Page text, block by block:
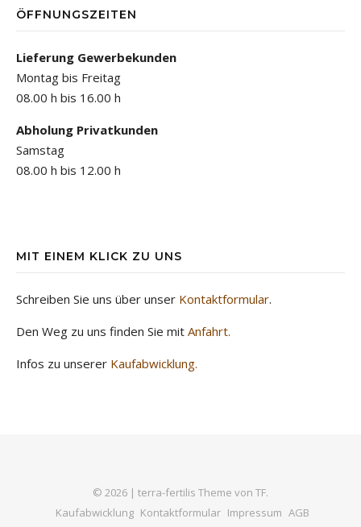
ÖFFNUNGSZEITEN
Lieferung Gewerbekunden
Montag bis Freitag
08.00 h bis 16.00 h
Abholung Privatkunden
Samstag
08.00 h bis 12.00 h
MIT EINEM KLICK ZU UNS
Schreiben Sie uns über unser Kontaktformular.
Den Weg zu uns finden Sie mit Anfahrt.
Infos zu unserer Kaufabwicklung.
© 2026 | terra-fertilis Theme von TF.
Kaufabwicklung Kontaktformular Impressum AGB